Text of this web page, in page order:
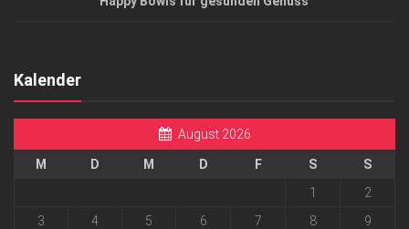
Kalender
August 2026
M D M D F S
S
1
2
3
4 5 6 7 8
9